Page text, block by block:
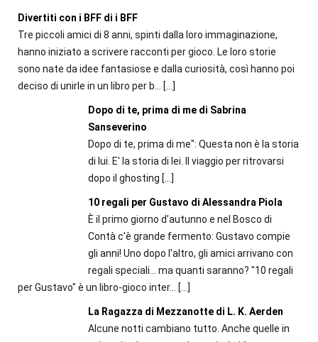
Divertiti con i BFF di i BFF
Tre piccoli amici di 8 anni, spinti dalla loro immaginazione,
hanno iniziato a scrivere racconti per gioco. Le loro storie
sono nate da idee fantasiose e dalla curiosità, così hanno poi
deciso di unirle in un libro per b...
[…]
Dopo di te, prima di me di Sabrina
Sanseverino
Dopo di te, prima di me": Questa non è la storia
di lui. E' la storia di lei. Il viaggio per ritrovarsi
dopo il ghosting […]
10 regali per Gustavo di Alessandra Piola
È il primo giorno d'autunno e nel Bosco di
Contà c'è grande fermento: Gustavo compie
gli anni! Uno dopo l'altro, gli amici arrivano con
regali speciali... ma quanti saranno? "10 regali
per Gustavo" è un libro-gioco inter...
[…]
La Ragazza di Mezzanotte di L. K. Aerden
Alcune notti cambiano tutto. Anche quelle in